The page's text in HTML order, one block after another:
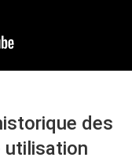
des
utilisation